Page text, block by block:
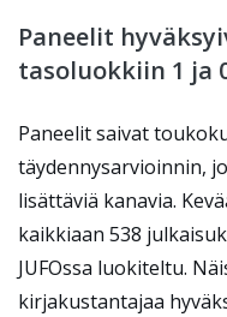
Paneelit
tasoluokkiin 1 ja
Paneelit saivat
täydennysarvioinnin,
lisättäviä kanavia.
kaikkiaan 538
JUFOssa luokiteltu.
kirjakustantajaa